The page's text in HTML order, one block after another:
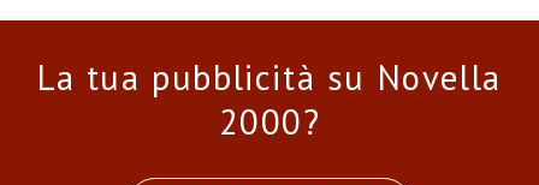
La tua pubblicità su Novella
2000?